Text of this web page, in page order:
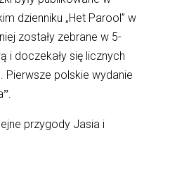
dzienniku „Het Parool” w
zostały zebrane w 5-
i doczekały się licznych
Pierwsze polskie wydanie
przygody Jasia i